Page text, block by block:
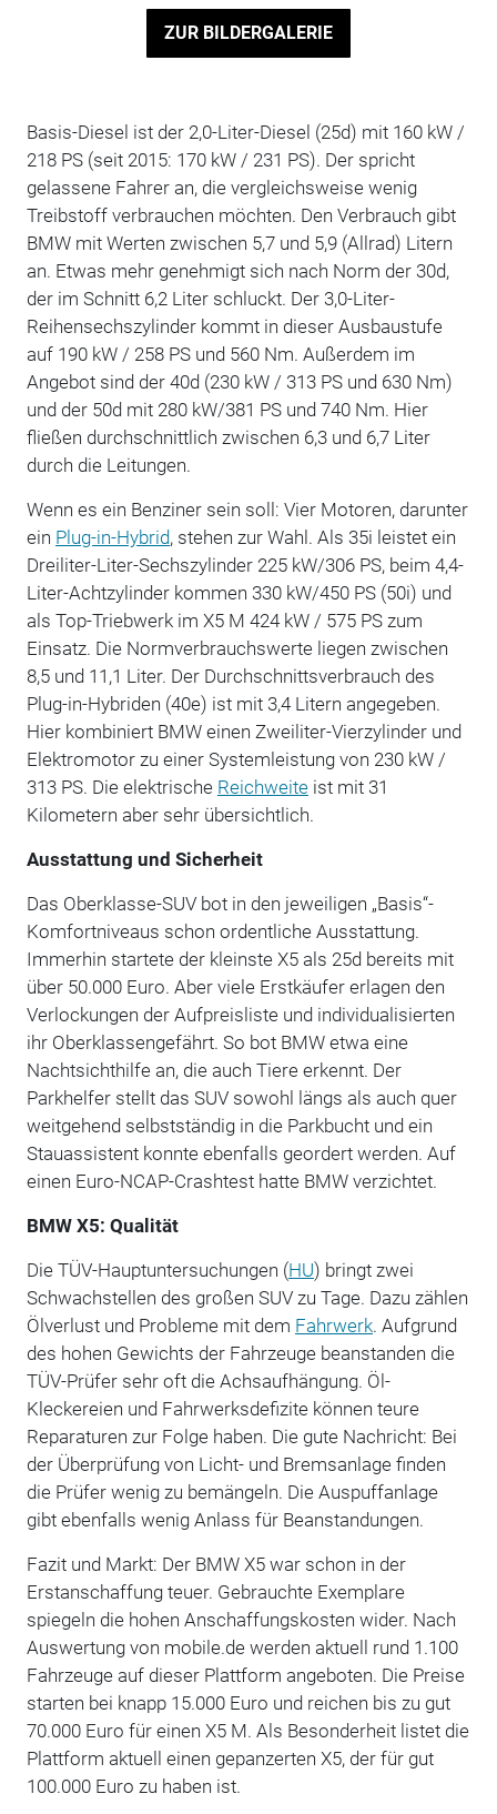
ZUR BILDERGALERIE
Basis-Diesel ist der 2,0-Liter-Diesel (25d) mit 160 kW /
218 PS (seit 2015: 170 kW / 231 PS). Der spricht
gelassene Fahrer an, die vergleichsweise wenig
Treibstoff verbrauchen möchten. Den Verbrauch gibt
BMW mit Werten zwischen 5,7 und 5,9 (Allrad) Litern
an. Etwas mehr genehmigt sich nach Norm der 30d,
der im Schnitt 6,2 Liter schluckt. Der 3,0-Liter-
Reihensechszylinder kommt in dieser Ausbaustufe
auf 190 kW / 258 PS und 560 Nm. Außerdem im
Angebot sind der 40d (230 kW / 313 PS und 630 Nm)
und der 50d mit 280 kW/381 PS und 740 Nm. Hier
fließen durchschnittlich zwischen 6,3 und 6,7 Liter
durch die Leitungen.
Wenn es ein Benziner sein soll: Vier Motoren, darunter
ein Plug-in-Hybrid, stehen zur Wahl. Als 35i leistet ein
Dreiliter-Liter-Sechszylinder 225 kW/306 PS, beim 4,4-
Liter-Achtzylinder kommen 330 kW/450 PS (50i) und
als Top-Triebwerk im X5 M 424 kW / 575 PS zum
Einsatz. Die Normverbrauchswerte liegen zwischen
8,5 und 11,1 Liter. Der Durchschnittsverbrauch des
Plug-in-Hybriden (40e) ist mit 3,4 Litern angegeben.
Hier kombiniert BMW einen Zweiliter-Vierzylinder und
Elektromotor zu einer Systemleistung von 230 kW /
313 PS. Die elektrische Reichweiteist mit 31
Kilometern aber sehr übersichtlich.
Ausstattung und Sicherheit
Das Oberklasse-SUV bot in den jeweiligen „Basis“-
Komfortniveaus schon ordentliche Ausstattung.
Immerhin startete der kleinste X5 als 25d bereits mit
über 50.000 Euro. Aber viele Erstkäufer erlagen den
Verlockungen der Aufpreisliste und individualisierten
ihr Oberklassengefährt. So bot BMW etwa eine
Nachtsichthilfe an, die auch Tiere erkennt. Der
Parkhelfer stellt das SUV sowohl längs als auch quer
weitgehend selbstständig in die Parkbucht und ein
Stauassistent konnte ebenfalls geordert werden. Auf
einen Euro-NCAP-Crashtest hatte BMW verzichtet.
BMW X5: Qualität
Die TÜV-Hauptuntersuchungen (HU) bringt zwei
Schwachstellen des großen SUV zu Tage. Dazu zählen
Ölverlust und Probleme mit dem Fahrwerk. Aufgrund
des hohen Gewichts der Fahrzeuge beanstanden die
TÜV-Prüfer sehr oft die Achsaufhängung. Öl-
Kleckereien und Fahrwerksdefizite können teure
Reparaturen zur Folge haben. Die gute Nachricht: Bei
der Überprüfung von Licht- und Bremsanlage finden
die Prüfer wenig zu bemängeln. Die Auspuffanlage
gibt ebenfalls wenig Anlass für Beanstandungen.
Fazit und Markt: Der BMW X5 war schon in der
Erstanschaffung teuer. Gebrauchte Exemplare
spiegeln die hohen Anschaffungskosten wider. Nach
Auswertung von mobile.de werden aktuell rund 1.100
Fahrzeuge auf dieser Plattform angeboten. Die Preise
starten bei knapp 15.000 Euro und reichen bis zu gut
70.000 Euro für einen X5 M. Als Besonderheit listet die
Plattform aktuell einen gepanzerten X5, der für gut
100.000 Euro zu haben ist.